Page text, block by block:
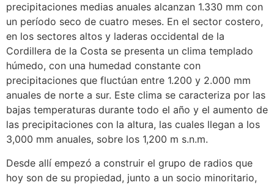
precipitaciones medias anuales alcanzan 1.330 mm con
un período seco de cuatro meses. En el sector costero,
en los sectores altos y laderas occidental de la
Cordillera de la Costa se presenta un clima templado
húmedo, con una humedad constante con
precipitaciones que fluctúan entre 1.200 y 2.000 mm
anuales de norte a sur. Este clima se caracteriza por las
bajas temperaturas durante todo el año y el aumento de
las precipitaciones con la altura, las cuales llegan a los
3,000 mm anuales, sobre los 1,200 m s.n.m.
Desde allí empezó a construir el grupo de radios que
hoy son de su propiedad, junto a un socio minoritario,